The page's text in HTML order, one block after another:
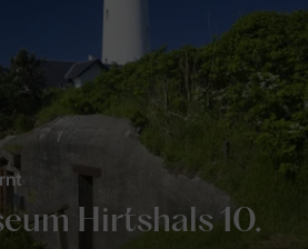
Hirtshals 10.